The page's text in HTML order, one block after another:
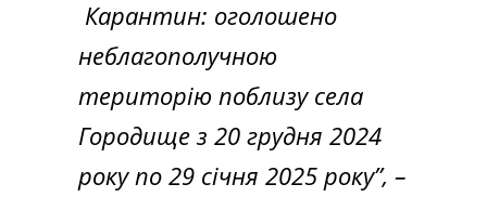
Карантин: оголошено
неблагополучною
територію поблизу села
Городище з 20 грудня 2024
року по 29 січня 2025 року”, –